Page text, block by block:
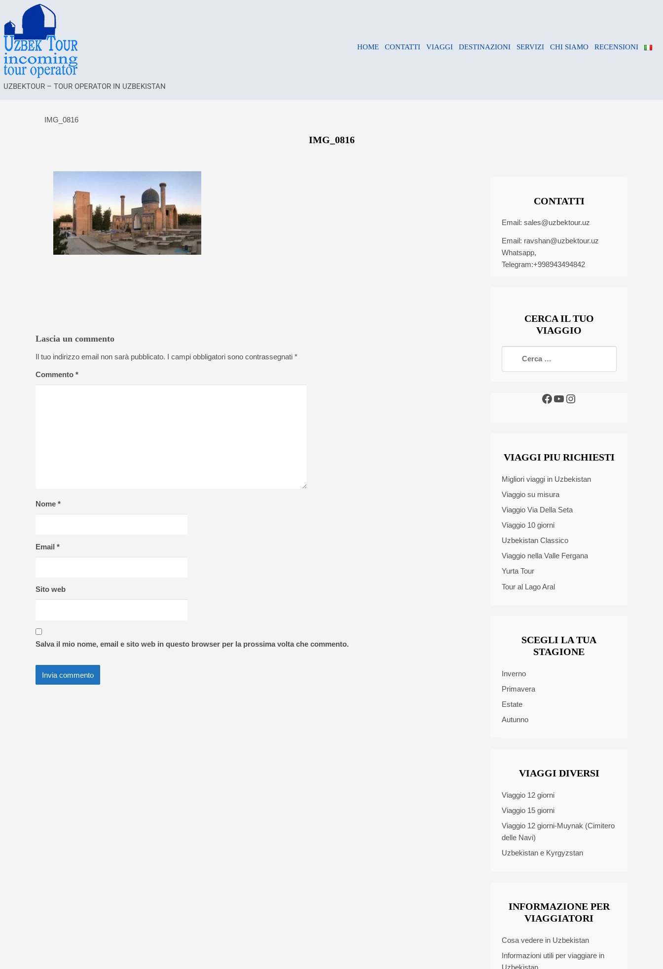
UZBEKTOUR – TOUR OPERATOR IN UZBEKISTAN
HOME CONTATTI VIAGGI DESTINAZIONI SERVIZI CHI SIAMO RECENSIONI
IMG_0816
IMG_0816
Lascia un commento
Il tuo indirizzo email non sarà pubblicato. I campi obbligatori sono contrassegnati *
Commento *
Nome *
Email *
Sito web
Salva il mio nome, email e sito web in questo browser per la prossima volta che commento.
CONTATTI
Email: sales@uzbektour.uz
Email: ravshan@uzbektour.uz
Whatsapp,
Telegram:+998943494842
CERCA IL TUO
VIAGGIO
VIAGGI PIU RICHIESTI
Migliori viaggi in Uzbekistan
Viaggio su misura
Viaggio Via Della Seta
Viaggio 10 giorni
Uzbekistan Classico
Viaggio nella Valle Fergana
Yurta Tour
Tour al Lago Aral
SCEGLI LA TUA
STAGIONE
Inverno
Primavera
Estate
Autunno
VIAGGI DIVERSI
Viaggio 12 giorni
Viaggio 15 giorni
Viaggio 12 giorni-Muynak (Cimitero
delle Navi)
Uzbekistan e Kyrgyzstan
INFORMAZIONE PER
VIAGGIATORI
Cosa vedere in Uzbekistan
Informazioni utili per viaggiare in
Uzbekistan